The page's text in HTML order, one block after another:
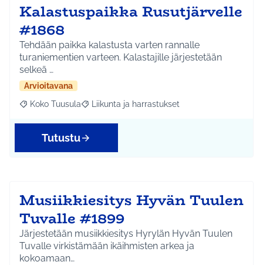
Kalastuspaikka Rusutjärvelle
#1868
Tehdään paikka kalastusta varten rannalle
turaniementien varteen. Kalastajille järjestetään
selkeä …
Arvioitavana
Rajaa tulokset aihepiirin mukaan: Koko Tuusula
Koko Tuusula Rajaa tulokset teeman mukaan: Liikunta ja
Liikunta ja harrastukset
Tutustu
Musiikkiesitys Hyvän Tuulen
Tuvalle #1899
Järjestetään musiikkiesitys Hyrylän Hyvän Tuulen
Tuvalle virkistämään ikäihmisten arkea ja
kokoamaan…